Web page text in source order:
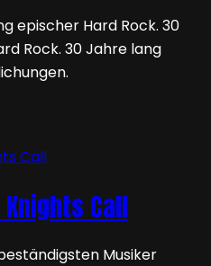
epischer Hard Rock. 30
Rock. 30 Jahre lang
Knights Call
Musiker